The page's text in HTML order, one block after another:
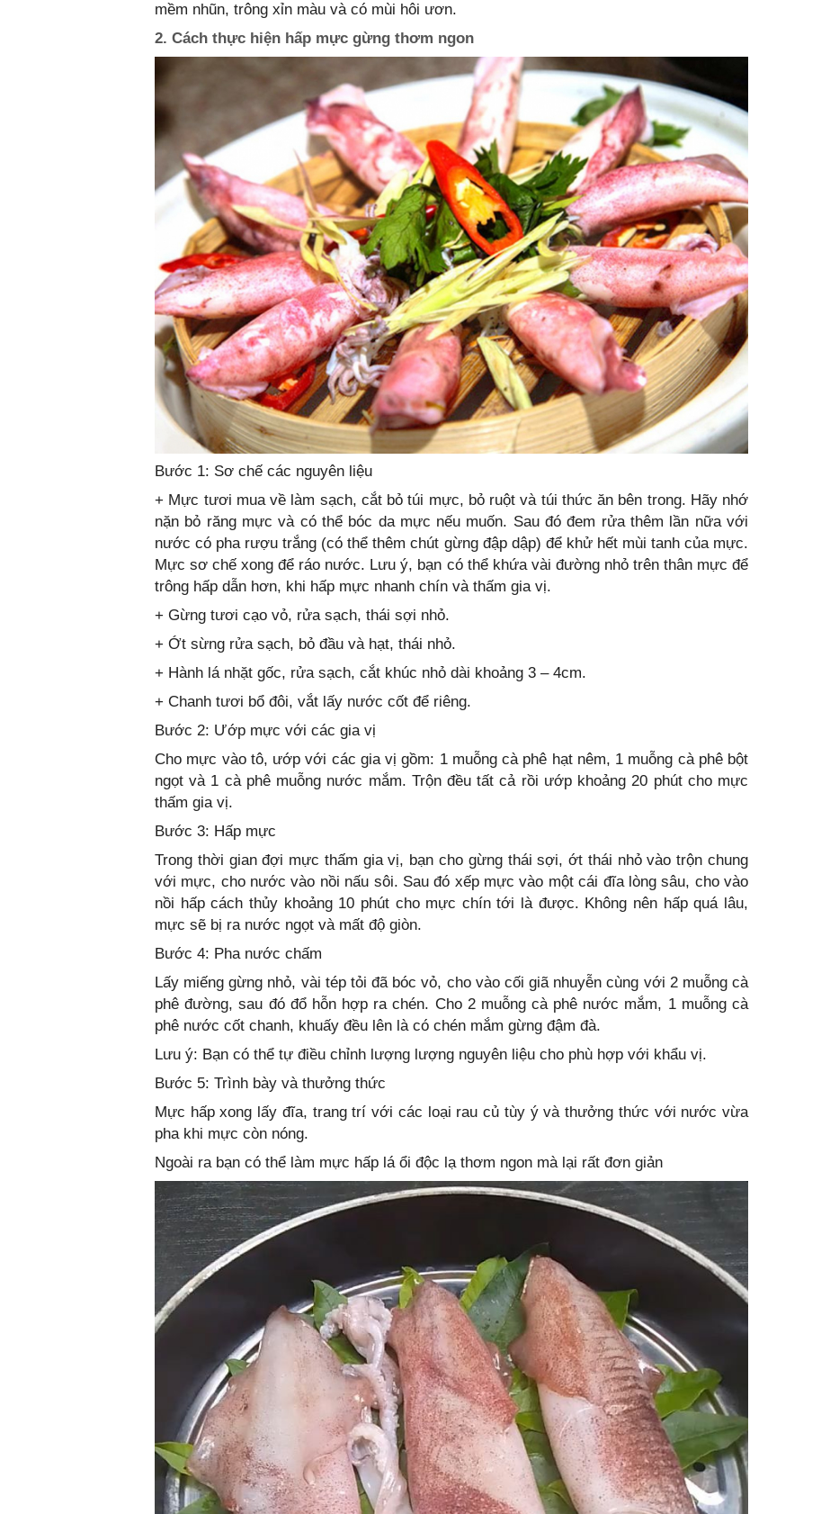
mềm nhũn, trông xỉn màu và có mùi hôi ươn.
2. Cách thực hiện hấp mực gừng thơm ngon
Bước 1: Sơ chế các nguyên liệu
+ Mực tươi mua về làm sạch, cắt bỏ túi mực, bỏ ruột và túi thức ăn bên trong. Hãy nhớ
nặn bỏ răng mực và có thể bóc da mực nếu muốn. Sau đó đem rửa thêm lần nữa với
nước có pha rượu trắng (có thể thêm chút gừng đập dập) để khử hết mùi tanh của mực.
Mực sơ chế xong để ráo nước. Lưu ý, bạn có thể khứa vài đường nhỏ trên thân mực để
trông hấp dẫn hơn, khi hấp mực nhanh chín và thấm gia vị.
+ Gừng tươi cạo vỏ, rửa sạch, thái sợi nhỏ.
+ Ớt sừng rửa sạch, bỏ đầu và hạt, thái nhỏ.
+ Hành lá nhặt gốc, rửa sạch, cắt khúc nhỏ dài khoảng 3 – 4cm.
+ Chanh tươi bổ đôi, vắt lấy nước cốt để riêng.
Bước 2: Ướp mực với các gia vị
Cho mực vào tô, ướp với các gia vị gồm: 1 muỗng cà phê hạt nêm, 1 muỗng cà phê bột
ngọt và 1 cà phê muỗng nước mắm. Trộn đều tất cả rồi ướp khoảng 20 phút cho mực
thấm gia vị.
Bước 3: Hấp mực
Trong thời gian đợi mực thấm gia vị, bạn cho gừng thái sợi, ớt thái nhỏ vào trộn chung
với mực, cho nước vào nồi nấu sôi. Sau đó xếp mực vào một cái đĩa lòng sâu, cho vào
nồi hấp cách thủy khoảng 10 phút cho mực chín tới là được. Không nên hấp quá lâu,
mực sẽ bị ra nước ngọt và mất độ giòn.
Bước 4: Pha nước chấm
Lấy miếng gừng nhỏ, vài tép tỏi đã bóc vỏ, cho vào cối giã nhuyễn cùng với 2 muỗng cà
phê đường, sau đó đổ hỗn hợp ra chén. Cho 2 muỗng cà phê nước mắm, 1 muỗng cà
phê nước cốt chanh, khuấy đều lên là có chén mắm gừng đậm đà.
Lưu ý: Bạn có thể tự điều chỉnh lượng lượng nguyên liệu cho phù hợp với khẩu vị.
Bước 5: Trình bày và thưởng thức
Mực hấp xong lấy đĩa, trang trí với các loại rau củ tùy ý và thưởng thức với nước vừa
pha khi mực còn nóng.
Ngoài ra bạn có thể làm mực hấp lá ổi độc lạ thơm ngon mà lại rất đơn giản